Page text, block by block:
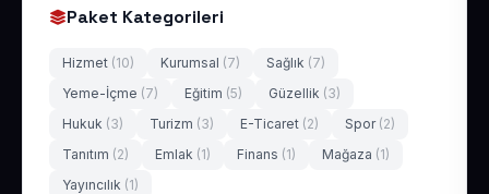
Paket Kategorileri
Hizmet (10) Kurumsal (7) Sağlık (7)
Yeme-İçme (7) Eğitim (5) Güzellik (3)
Hukuk (3) Turizm (3) E-Ticaret (2) Spor (2)
Tanıtım (2) Emlak (1) Finans (1) Mağaza (1)
Yayıncılık (1)